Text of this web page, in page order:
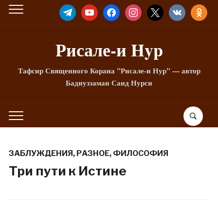
TELEGRAMYOUTUBEFACEBOOKINSTAGRAM
X VKONTAKTE
Рисале-и Hyp
Тафсир Священного Корана "Рисале-и Нур" — автор
Бадиуззаман Саид Нурси
ЗАБЛУЖДЕНИЯ, РАЗНОЕ, ФИЛОСОФИЯ
Три пути к Истине